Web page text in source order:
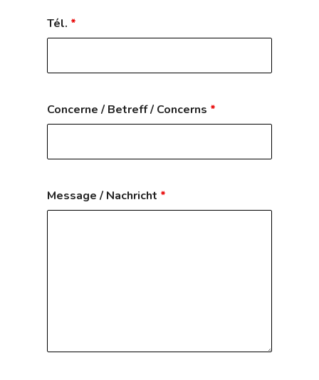
Tél. *
Concerne / Betreff / Concerns *
Message / Nachricht *